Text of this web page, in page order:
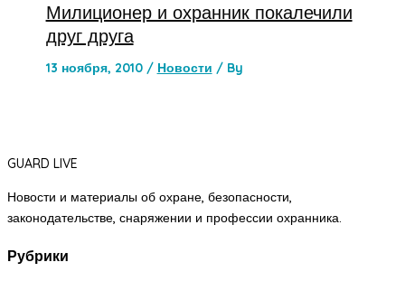
Милиционер и охранник покалечили
друг друга
13 ноября, 2010 / Новости / By
GUARD LIVE
Новости и материалы об охране, безопасности,
законодательстве, снаряжении и профессии охранника.
Рубрики